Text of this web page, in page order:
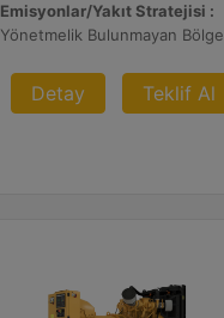
Emisyonlar/Yakıt Stratejisi :
Yönetmelik Bulunmayan Bölge
Detay Teklif Al